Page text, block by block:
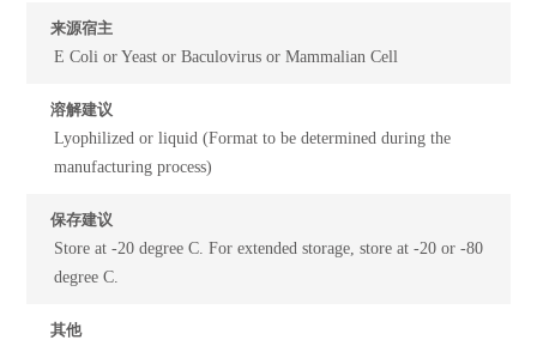
来源宿主
E Coli or Yeast or Baculovirus or Mammalian Cell
溶解建议
Lyophilized or liquid (Format to be determined during the
manufacturing process)
保存建议
Store at -20 degree C. For extended storage, store at -20 or -80
degree C.
其他